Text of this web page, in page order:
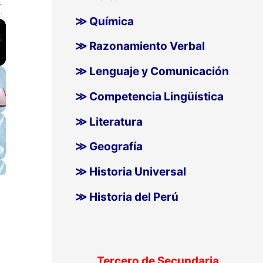
≫ Química
≫ Razonamiento Verbal
≫ Lenguaje y Comunicación
≫ Competencia Lingüística
≫ Literatura
≫ Geografía
≫ Historia Universal
≫ Historia del Perú